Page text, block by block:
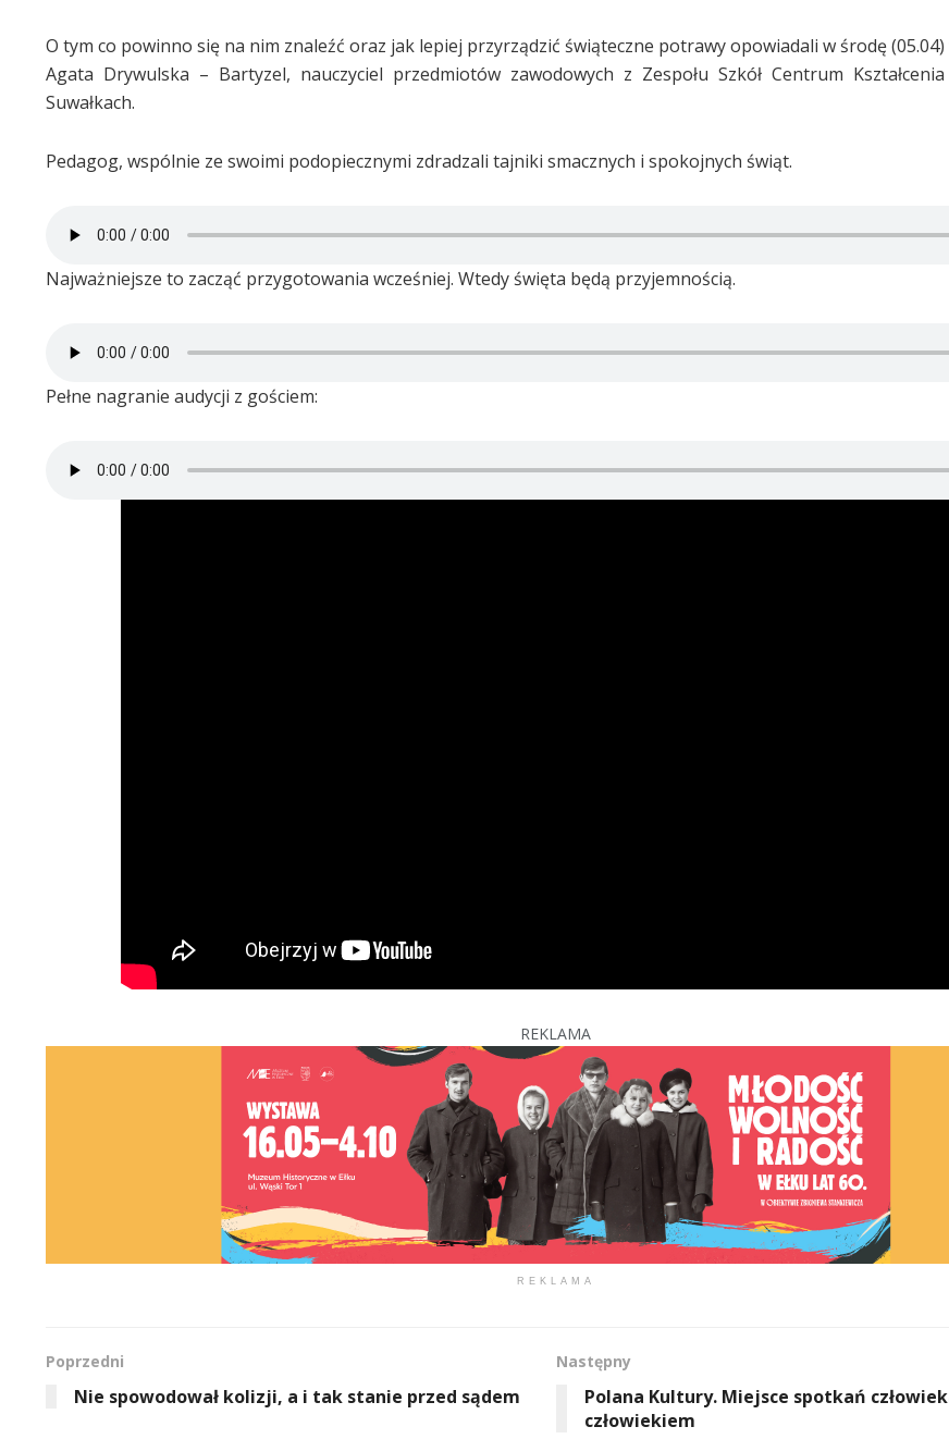
O tym co powinno się na nim znaleźć oraz jak lepiej przyrządzić świąteczne potrawy opowiadali w środę (05.04)
Agata Drywulska – Bartyzel, nauczyciel przedmiotów zawodowych z Zespołu Szkół Centrum
Suwałkach.
Pedagog, wspólnie ze swoimi podopiecznymi zdradzali tajniki smacznych i spokojnych świąt.
Najważniejsze to zacząć przygotowania wcześniej. Wtedy święta będą przyjemnością.
Pełne nagranie audycji z gościem:
REKLAMA
REKLAMA
Poprzedni
Nie spowodował kolizji, a i tak stanie przed sądem
Następny
Polana Kultury. Miejsce spotkań
człowiekiem